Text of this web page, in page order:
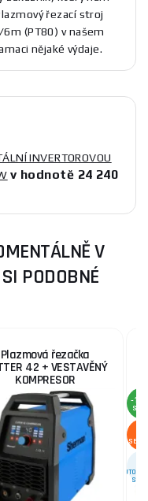
řezací stroj
6m (PT80) v našem
nějaké výdaje.
INVERTOROVOU
v hodnotě 24 240
V
PODOBNÉ
Plazmová řezačka
42 + VESTAVĚNÝ
KOMPRESOR
-12